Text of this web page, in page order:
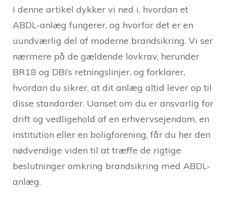
I denne artikel dykker vi ned i, hvordan et
ABDL-anlæg fungerer, og hvorfor det er en
uundværlig del af moderne brandsikring. Vi ser
nærmere på de gældende lovkrav, herunder
BR18 og DBI’s retningslinjer, og forklarer,
hvordan du sikrer, at dit anlæg altid lever op til
disse standarder. Uanset om du er ansvarlig for
drift og vedligehold af en erhvervsejendom, en
institution eller en boligforening, får du her den
nødvendige viden til at træffe de rigtige
beslutninger omkring brandsikring med ABDL-
anlæg.